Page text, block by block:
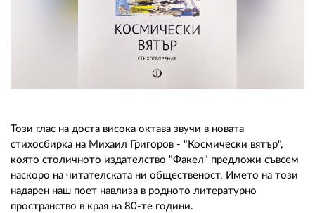
Този глас на доста висока октава звучи в новата
стихосбирка на Михаил Григоров - "Космически вятър",
която столичното издателство "Факел" предложи съвсем
наскоро на читателската ни общественост. Името на този
надарен наш поет навлиза в родното литературно
пространство в края на 80-те години.
ПОЛИТИКА ЗА БИСКВИТКИТЕ
ПОЛИТИКАТА ЗА
ПОВЕРИТЕЛНОСТ